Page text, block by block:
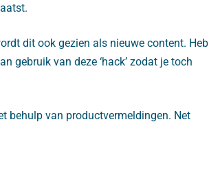
dit ook gezien als nieuwe content. Heb
gebruik van deze ‘hack’ zodat je toch
behulp van productvermeldingen. Net